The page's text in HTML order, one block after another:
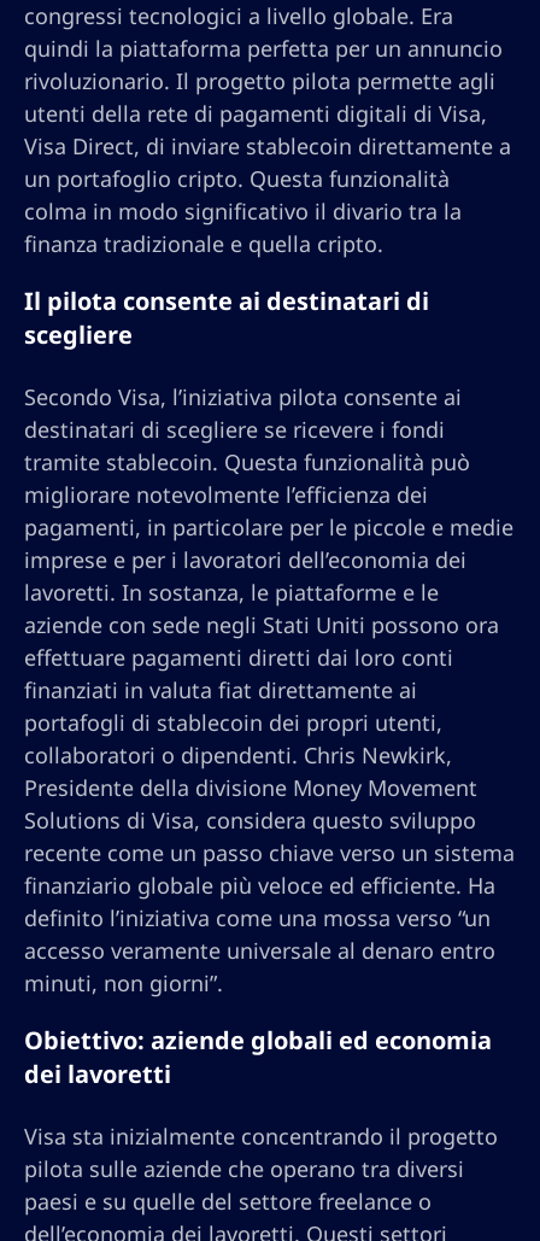
congressi tecnologici a livello globale. Era
quindi la piattaforma perfetta per un annuncio
rivoluzionario. Il progetto pilota permette agli
utenti della rete di pagamenti digitali di Visa,
Visa Direct, di inviare stablecoin direttamente a
un portafoglio cripto. Questa funzionalità
colma in modo significativo il divario tra la
finanza tradizionale e quella cripto.
Il pilota consente ai destinatari di
scegliere
Secondo Visa, l’iniziativa pilota consente ai
destinatari di scegliere se ricevere i fondi
tramite stablecoin. Questa funzionalità può
migliorare notevolmente l’efficienza dei
pagamenti, in particolare per le piccole e medie
imprese e per i lavoratori dell’economia dei
lavoretti. In sostanza, le piattaforme e le
aziende con sede negli Stati Uniti possono ora
effettuare pagamenti diretti dai loro conti
finanziati in valuta fiat direttamente ai
portafogli di stablecoin dei propri utenti,
collaboratori o dipendenti. Chris Newkirk,
Presidente della divisione Money Movement
Solutions di Visa, considera questo sviluppo
recente come un passo chiave verso un sistema
finanziario globale più veloce ed efficiente. Ha
definito l’iniziativa come una mossa verso “un
accesso veramente universale al denaro entro
minuti, non giorni”.
Obiettivo: aziende globali ed economia
dei lavoretti
Visa sta inizialmente concentrando il progetto
pilota sulle aziende che operano tra diversi
paesi e su quelle del settore freelance o
dell’economia dei lavoretti. Questi settori